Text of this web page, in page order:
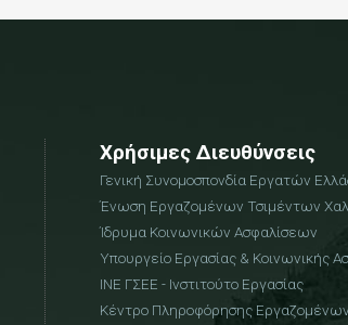
Χρήσιμες Διευθύνσεις
Γενική Συνομοσπονδία Εργατών
Ένωση Εργαζομένων Τσιμέντων
Ίδρυμα Κοινωνικών Ασφαλίσεων
Υπουργείο Εργασίας & Κοινωνικής
ΙΝΕ ΓΣΕΕ - Ινστιτούτο Εργασίας
Κέντρο Πληροφόρησης